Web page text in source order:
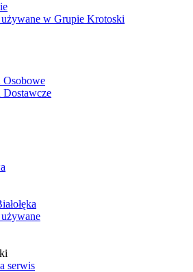
używane w Grupie Krotoski
Osobowe
Dostawcze
serwis